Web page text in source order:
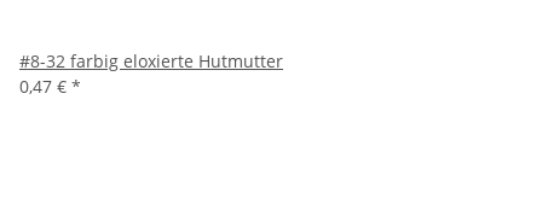
#8-32 farbig eloxierte Hutmutter
0,47 € *